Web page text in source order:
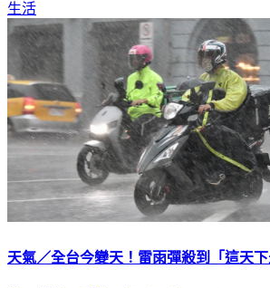
生活
天氣／全台今變天！雷雨彈殺到「這天